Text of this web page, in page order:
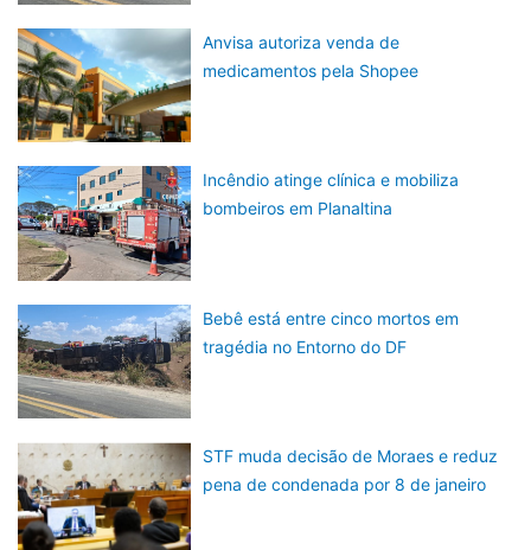
Anvisa autoriza venda de
medicamentos pela Shopee
Incêndio atinge clínica e mobiliza
bombeiros em Planaltina
Bebê está entre cinco mortos em
tragédia no Entorno do DF
STF muda decisão de Moraes e reduz
pena de condenada por 8 de janeiro